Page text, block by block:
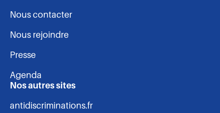
Nous contacter
Nous rejoindre
Presse
Agenda
Nos autres sites
antidiscriminations.fr